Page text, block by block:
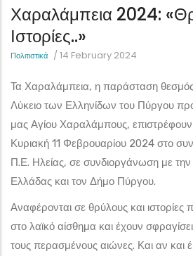
Χαραλάμπεια 2024:
Ιστορίες..»
Πολιτιστικά /14 February 2024
Τα Χαραλάμπεια, η παράσταση
Λύκειο των Ελληνίδων του Πύργου
μας Αγίου Χαραλάμπους,
Κυριακή 11 Φεβρουαρίου 2024 στο
Π.Ε. Ηλείας, σε συνδιοργάνωση με την
Ελλάδας και τον Δήμο Πύργου.
Αναφέρονται σε θρύλους και ιστορίες
στο λαϊκό αίσθημα και έχουν
τους περασμένους αιώνες. Και αν και